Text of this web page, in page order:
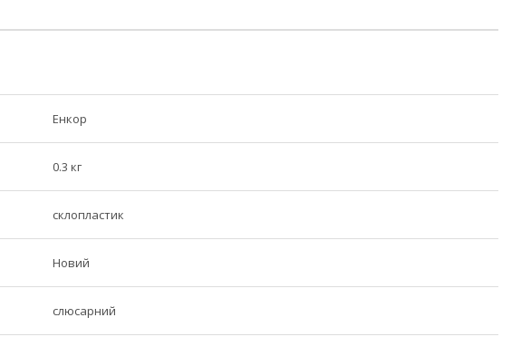
Енкор
0.3 кг
склопластик
Новий
слюсарний